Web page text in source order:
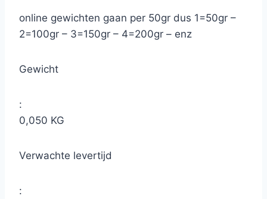
online gewichten gaan per 50gr dus 1=50gr –
2=100gr – 3=150gr – 4=200gr – enz
Gewicht
:
0,050 KG
Verwachte levertijd
: